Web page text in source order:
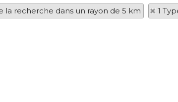
la recherche dans un rayon de 5 km 1